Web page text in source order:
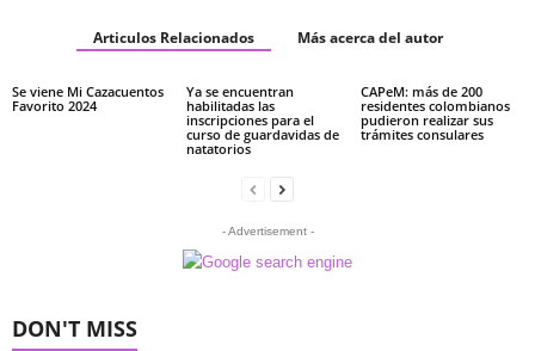
Articulos Relacionados Más acerca del autor
Se viene Mi Cazacuentos
Favorito 2024
Ya se encuentran
habilitadas las
inscripciones para el
curso de guardavidas de
natatorios
CAPeM: más de 200
residentes colombianos
pudieron realizar sus
trámites consulares
- Advertisement -
DON'T MISS